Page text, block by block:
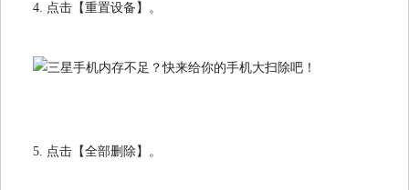
4. 点击【重置设备】。
5. 点击【全部删除】。